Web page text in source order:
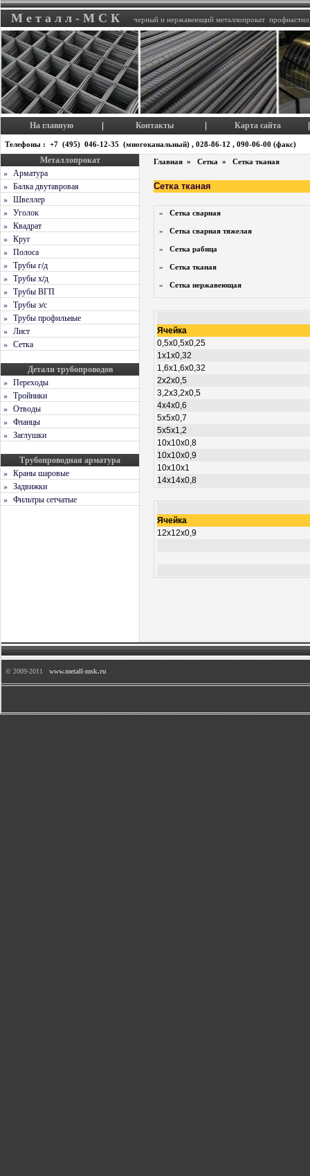
М е т а л л - М С К черный и нержавеющий металлопрокат
На главную Контакты Карта сайта
Телефоны : +7 (495) 046-12-35 (многоканальный) , 028-86-12 , 090-06-00 (факс)
Главная » Сетка » Сетка тканая
Сетка тканая
» Сетка сварная
» Сетка сварная тяжелая
» Сетка рабица
» Сетка тканая
» Сетка нержавеющая
Ячейка
0,5х0,5х0,25
1х1х0,32
1,6х1,6х0,32
2х2х0,5
3,2х3,2х0,5
4х4х0,6
5х5х0,7
5х5х1,2
10х10х0,8
10х10х0,9
10х10х1
14х14х0,8
Ячейка
12х12х0,9
Металлопрокат
» Арматура
» Балка двутавровая
» Швеллер
» Уголок
» Квадрат
» Круг
» Полоса
» Трубы г/д
» Трубы х/д
» Трубы ВГП
» Трубы э/с
» Трубы профильные
» Лист
» Сетка
Детали трубопроводов
» Переходы
» Тройники
» Отводы
» Фланцы
» Заглушки
Трубопроводная арматура
» Краны шаровые
» Задвижки
» Фильтры сетчатые
© 2009-2011 www.metall-msk.ru